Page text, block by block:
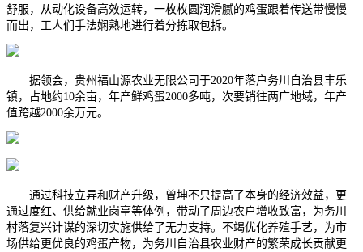
舒服，从动化设备高效运转，一枚枚圆润滑腻的鸡蛋跟着传送带慢慢
而出，工人们手法娴熟地进行着分拣取包拆。
据领会，贵州福山源农业无限公司于2020年落户务川自治县丰乐
镇，占地约10余亩，年产鲜鸡蛋2000多吨，次要销往两广地域，年产
值跨越2000余万元。
通过科技立异和财产升级，曾坤不只提高了本身的经济效益，更
通过度红、供给就业岗亭等体例，带动了周边农户增收致富，为务川
村落复兴计谋的深切实施供给了无力支持。不竭优化养殖手艺，为市
场供给更优良的鸡蛋产物，为务川自治县农业财产的繁荣成长贡献更